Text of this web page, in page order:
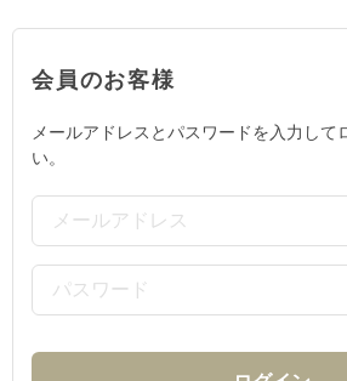
会員のお客様
メールアドレスとパスワードを入力して
い。